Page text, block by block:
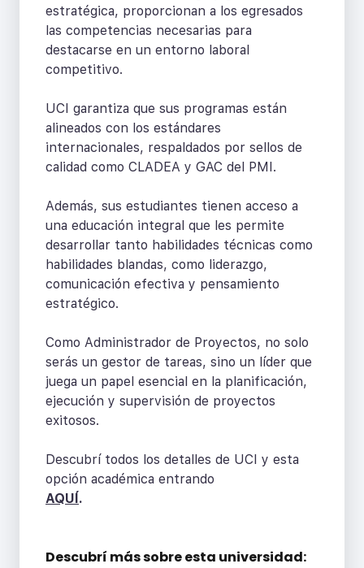
estratégica, proporcionan a los egresados
las competencias necesarias para
destacarse en un entorno laboral
competitivo.
UCI garantiza que sus programas están
alineados con los estándares
internacionales, respaldados por sellos de
calidad como CLADEA y GAC del PMI.
Además, sus estudiantes tienen acceso a
una educación integral que les permite
desarrollar tanto habilidades técnicas como
habilidades blandas, como liderazgo,
comunicación efectiva y pensamiento
estratégico.
Como Administrador de Proyectos, no solo
serás un gestor de tareas, sino un líder que
juega un papel esencial en la planificación,
ejecución y supervisión de proyectos
exitosos.
Descubrí todos los detalles de UCI y esta
opción académica entrando
AQUÍ .
Descubrí más sobreesta universidad: